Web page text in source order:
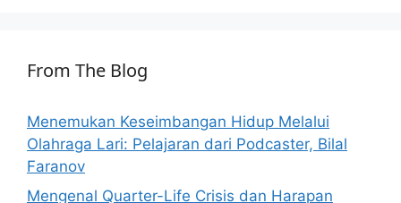
From The Blog
Menemukan Keseimbangan Hidup Melalui
Olahraga Lari: Pelajaran dari Podcaster, Bilal
Faranov
Mengenal Quarter-Life Crisis dan Harapan